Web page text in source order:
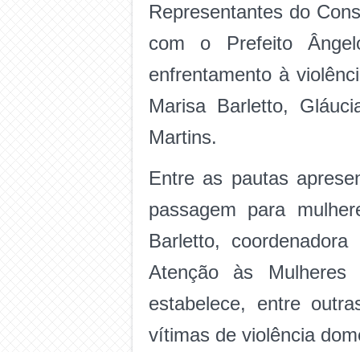
Representantes do
com o Prefeito
enfrentamento à
Marisa Barletto,
Martins.
Entre as pautas
passagem para
Barletto,
Atenção às
estabelece, entre
vítimas de violência